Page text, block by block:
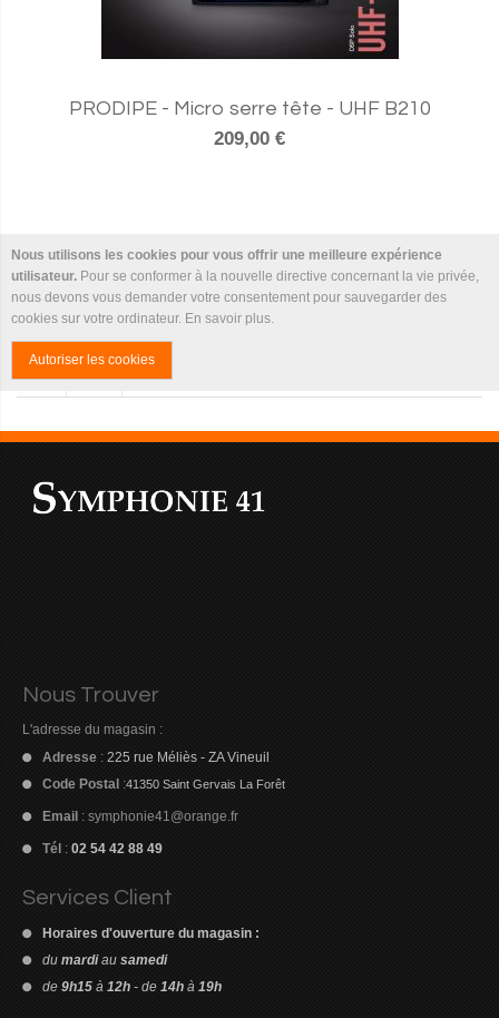
Nous utilisons les cookies pour vous offrir une meilleure expérience
utilisateur. Pour se conformer à la nouvelle directive concernant la vie privée,
nous devons vous demander votre consentement pour sauvegarder des
cookies sur votre ordinateur. En savoir plus.
Autoriser les cookies
PRODIPE - Micro serre tête - UHF B210
209,00 €
Nous Trouver
L'adresse du magasin :
Adresse : 225 rue Méliès - ZA Vineuil
Code Postal :41350 Saint Gervais La Forêt
Email : symphonie41@orange.fr
Tél : 02 54 42 88 49
Services Client
Horaires d'ouverture du magasin :
du mardiau samedi
de 9h15 à 12h - de 14h à 19h